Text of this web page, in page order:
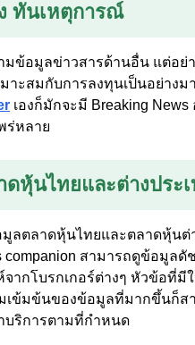
ทันเหตุการณ์
มข้อมูลข่าวสารด้านอื่น แต่อย่
าะสมกับการลงทุนเป็นอย่างม
เองก็มักจะมี Breaking
ร่หลาย
ดหุ้นไทยและต่างประ
ลตลาดหุ้นไทยและตลาดหุ้นต่
companion สามารถดูข้อมูล
ากโบรกเกอร์ต่างๆ หัวข้อที่มี
เข้มข้นของข้อมูลที่มากขึ้นก็
บริการตามที่กำหนด